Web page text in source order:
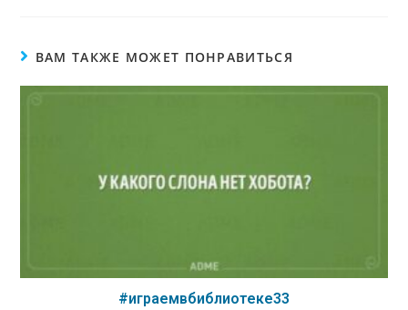
ВАМ ТАКЖЕ МОЖЕТ ПОНРАВИТЬСЯ
#играемвбиблиотеке33